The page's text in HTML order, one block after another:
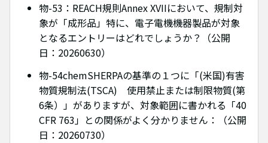
物-53：REACH規則Annex XVIIにおいて、規制対
象が「成形品」特に、電子電機機器製品が対象
となるエントリーはどれでしょうか？（公開
日：20260630）
物-54chemSHERPAの基準の１つに「(米国)有害
物質規制法(TSCA) 使用禁止または制限物質(第
6条）」がありますが、対象範囲に書かれる「40
CFR 763」との関係がよく分かりません：（公開
日：20260730）